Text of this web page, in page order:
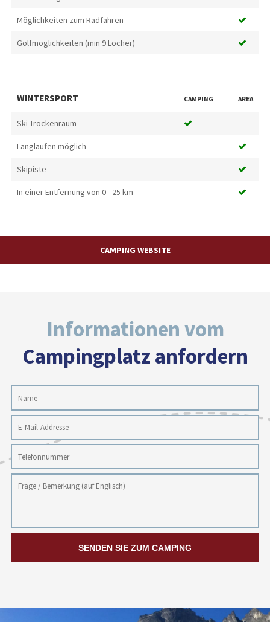
Möglichkeiten zum Radfahren
Golfmöglichkeiten (min 9 Löcher)
WINTERSPORT CAMPING AREA
Ski-Trockenraum
Langlaufen möglich
Skipiste
In einer Entfernung von 0 - 25 km
CAMPING WEBSITE
Informationen vom
Campingplatz anfordern
SENDEN SIE ZUM CAMPING